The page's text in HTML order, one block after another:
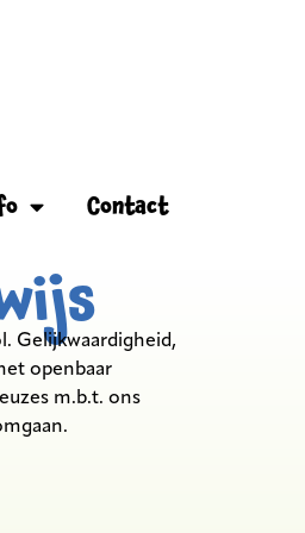
Contact
Gelijkwaardigheid,
openbaar
m.b.t. ons